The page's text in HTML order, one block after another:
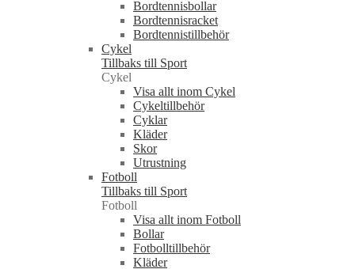
Bordtennisbollar
Bordtennisracket
Bordtennistillbehör
Cykel
Tillbaks till Sport
Cykel
Visa allt inom Cykel
Cykeltillbehör
Cyklar
Kläder
Skor
Utrustning
Fotboll
Tillbaks till Sport
Fotboll
Visa allt inom Fotboll
Bollar
Fotbolltillbehör
Kläder